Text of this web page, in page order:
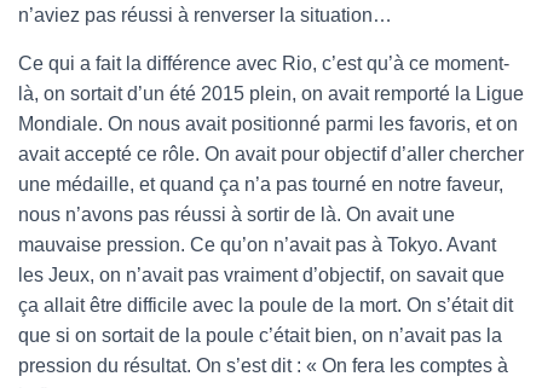
n’aviez pas réussi à renverser la situation…
Ce qui a fait la différence avec Rio, c’est qu’à ce moment-
là, on sortait d’un été 2015 plein, on avait remporté la Ligue
Mondiale. On nous avait positionné parmi les favoris, et on
avait accepté ce rôle. On avait pour objectif d’aller chercher
une médaille, et quand ça n’a pas tourné en notre faveur,
nous n’avons pas réussi à sortir de là. On avait une
mauvaise pression. Ce qu’on n’avait pas à Tokyo. Avant
les Jeux, on n’avait pas vraiment d’objectif, on savait que
ça allait être difficile avec la poule de la mort. On s’était dit
que si on sortait de la poule c’était bien, on n’avait pas la
pression du résultat. On s’est dit : « On fera les comptes à